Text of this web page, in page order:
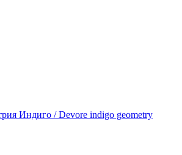
Индиго / Devore indigo geometry